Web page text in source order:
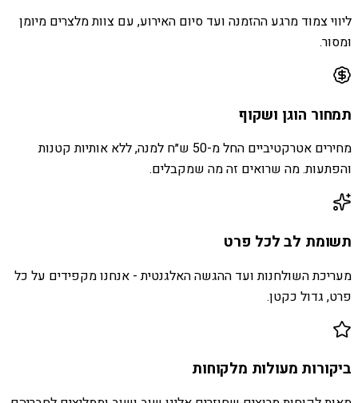
ליווי צמוד מרגע ההזמנה ועד סיום האירוע, עם צוות מלצרים מיומן
ומסור.
תמחור הוגן ושקוף
מחירים אטרקטיביים החל מ-50 ש״ח למנה, ללא אותיות קטנות
והפתעות. מה שרואים זה מה שמקבלים.
תשומת לב לכל פרט
מעריכת השולחנות ועד ההגשה האלגנטית - אנחנו מקפידים על כל
פרט, גדול כקטן.
ביקורות מעולות מלקוחות